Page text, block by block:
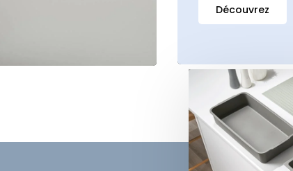
Découvrez